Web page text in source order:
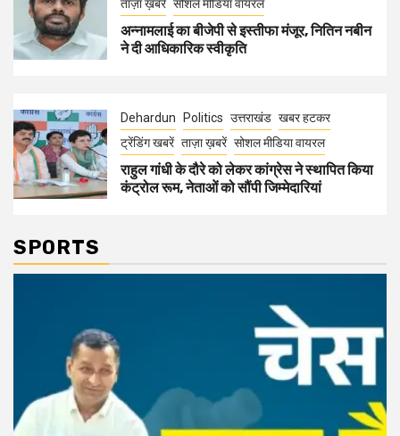
ताज़ा ख़बरें सोशल मीडिया वायरल
अन्नामलाई का बीजेपी से इस्तीफा मंजूर, नितिन नबीन
ने दी आधिकारिक स्वीकृति
Dehardun Politics उत्तराखंड खबर हटकर
ट्रेंडिंग खबरें ताज़ा ख़बरें सोशल मीडिया वायरल
राहुल गांधी के दौरे को लेकर कांग्रेस ने स्थापित किया
कंट्रोल रूम, नेताओं को सौंपी जिम्मेदारियां
SPORTS